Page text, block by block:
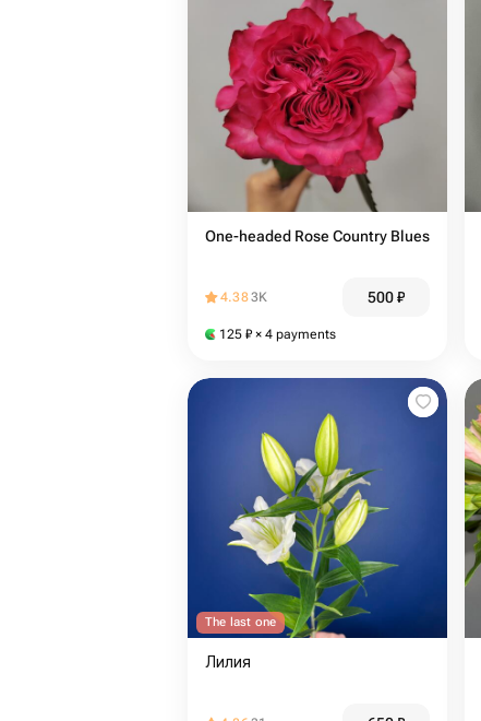
One-headed Rose Country Blues
4.383K 500₽
125 ₽ × 4 payments
The last one
Лилия